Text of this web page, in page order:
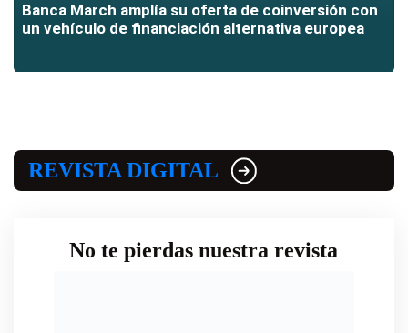
Banca March amplía su oferta de coinversión con
un vehículo de financiación alternativa europea
REVISTA DIGITAL
No te pierdas nuestra revista